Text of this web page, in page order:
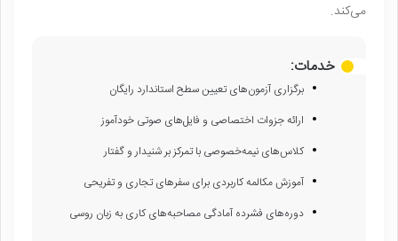
می‌کند.
خدمات:
برگزاری آزمون‌های تعیین سطح استاندارد رایگان
ارائه جزوات اختصاصی و فایل‌های صوتی خودآموز
کلاس‌های نیمه‌خصوصی با تمرکز بر شنیدار و گفتار
آموزش مکالمه کاربردی برای سفرهای تجاری و تفریحی
دوره‌های فشرده آمادگی مصاحبه‌های کاری به زبان روسی